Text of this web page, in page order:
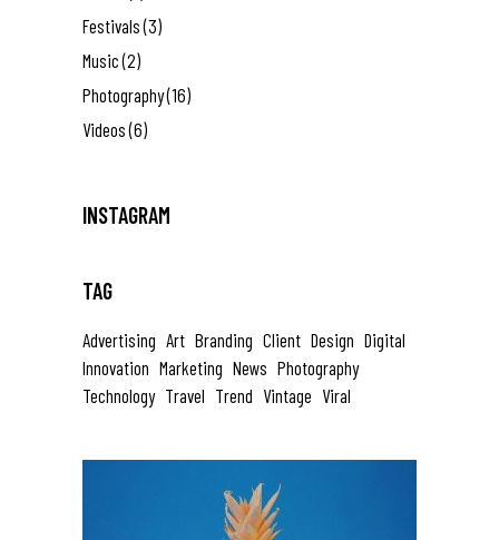
Festivals(3)
Music(2)
Photography(16)
Videos(6)
INSTAGRAM
TAG
Advertising Art Branding Client Design Digital
Innovation Marketing News Photography
Technology Travel Trend Vintage Viral